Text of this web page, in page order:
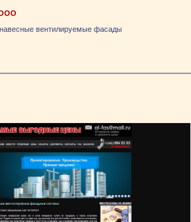
ООО
вентилируемые фасады